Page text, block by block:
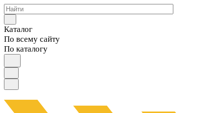
Каталог
По всему сайту
По каталогу